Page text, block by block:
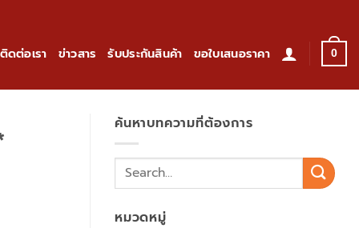
ติดต่อเรา ข่าวสาร รับประกันสินค้า ขอใบเสนอราคา 0
ค้นหาบทความที่ต้องการ
หมวดหมู่